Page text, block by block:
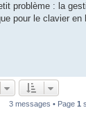
problème : la
pour le clavier
3 messages • Page 1